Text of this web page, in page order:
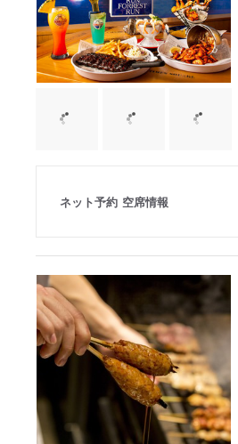
ネット予約 空席情報